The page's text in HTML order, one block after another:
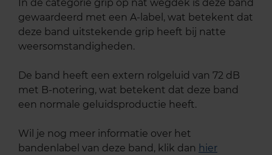
In de categorie grip op nat wegdek is deze band
gewaardeerd met een A-label, wat betekent dat
deze band uitstekende grip heeft bij natte
weersomstandigheden.
De band heeft een extern rolgeluid van 72 dB
met B-notering, wat betekent dat deze band
een normale geluidsproductie heeft.
Wil je nog meer informatie over het
bandenlabel van deze band, klik dan hier